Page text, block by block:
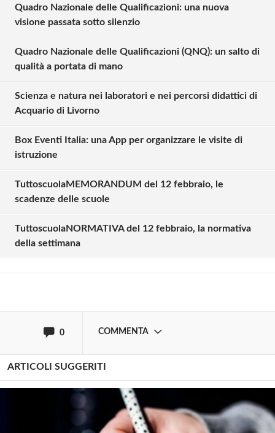
Quadro Nazionale delle Qualificazioni: una nuova
visione passata sotto silenzio
Quadro Nazionale delle Qualificazioni (QNQ): un salto di
qualità a portata di mano
Scienza e natura nei laboratori e nei percorsi didattici di
Acquario di Livorno
Box Eventi Italia: una App per organizzare le visite di
istruzione
TuttoscuolaMEMORANDUM del 12 febbraio, le
scadenze delle scuole
TuttoscuolaNORMATIVA del 12 febbraio, la normativa
della settimana
0 COMMENTA
Solo gli utenti registrati possono
Effettua il
ARTICOLI SUGGERITI